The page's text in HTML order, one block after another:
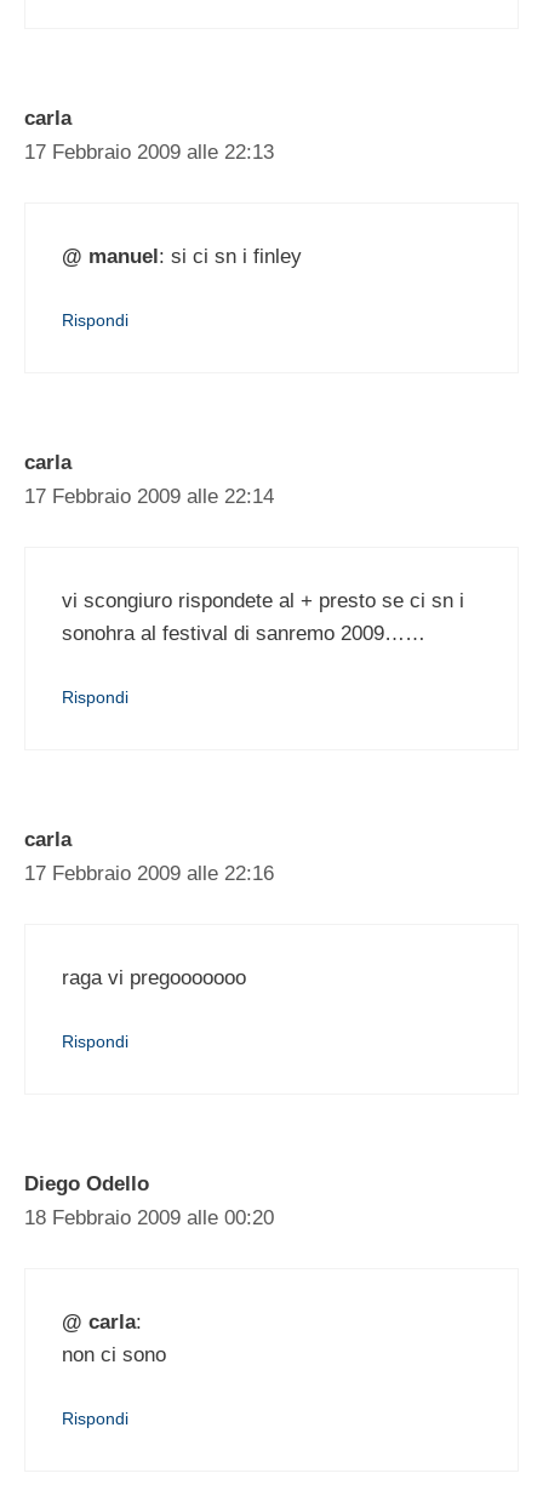
carla
17 Febbraio 2009 alle 22:13
@ manuel: si ci sn i finley
Rispondi
carla
17 Febbraio 2009 alle 22:14
vi scongiuro rispondete al + presto se ci sn i
sonohra al festival di sanremo 2009……
Rispondi
carla
17 Febbraio 2009 alle 22:16
raga vi pregooooooo
Rispondi
Diego Odello
18 Febbraio 2009 alle 00:20
@ carla:
non ci sono
Rispondi